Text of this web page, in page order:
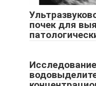
почек для
Исследование